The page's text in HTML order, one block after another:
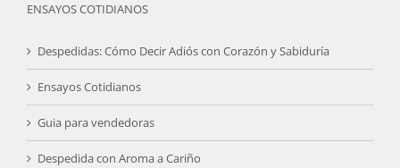
ENSAYOS COTIDIANOS
Despedidas: Cómo Decir Adiós con Corazón y Sabiduría
Ensayos Cotidianos
Guia para vendedoras
Despedida con Aroma a Cariño